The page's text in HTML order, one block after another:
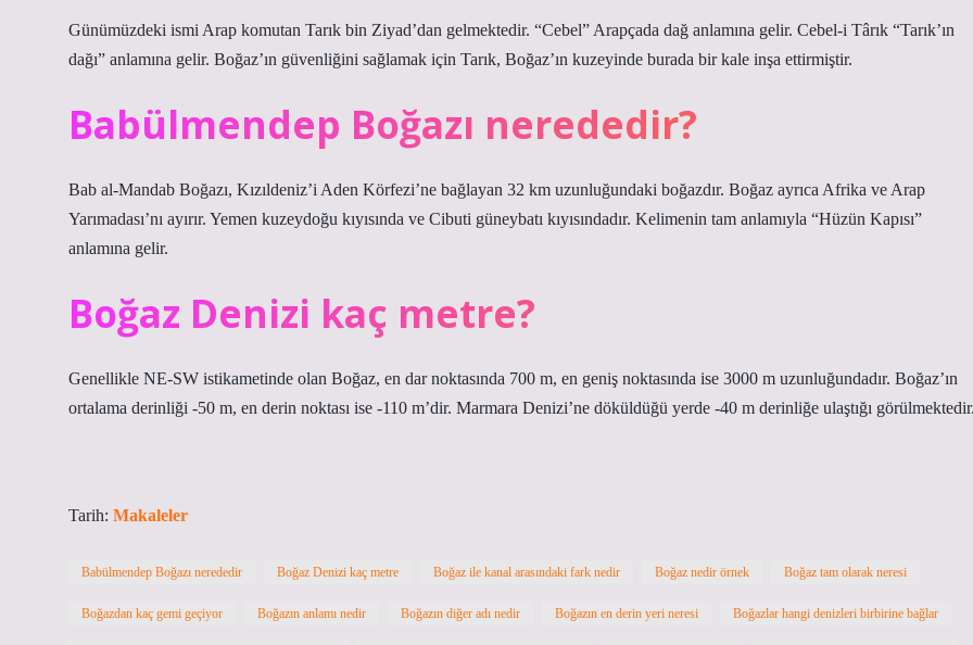
Günümüzdeki ismi Arap komutan Tarık bin Ziyad’dan gelmektedir. “Cebel” Arapçada dağ anlamına gelir. Cebel-i Târık “Tarık’ın
dağı” anlamına gelir. Boğaz’ın güvenliğini sağlamak için Tarık, Boğaz’ın kuzeyinde burada bir kale inşa ettirmiştir.
Babülmendep Boğazı nerededir?
Bab al-Mandab Boğazı, Kızıldeniz’i Aden Körfezi’ne bağlayan 32 km uzunluğundaki boğazdır. Boğaz ayrıca Afrika ve Arap
Yarımadası’nı ayırır. Yemen kuzeydoğu kıyısında ve Cibuti güneybatı kıyısındadır. Kelimenin tam anlamıyla “Hüzün Kapısı”
anlamına gelir.
Boğaz Denizi kaç metre?
Genellikle NE-SW istikametinde olan Boğaz, en dar noktasında 700 m, en geniş noktasında ise 3000 m uzunluğundadır. Boğaz’ın
ortalama derinliği -50 m, en derin noktası ise -110 m’dir. Marmara Denizi’ne döküldüğü yerde -40 m derinliğe ulaştığı
Tarih: Makaleler
Babülmendep Boğazı nerededir Boğaz Denizi kaç metre Boğaz ile kanal arasındaki fark nedir Boğaz nedir örnek Boğaz tam olarak neresi
Boğazdan kaç gemi geçiyor Boğazın anlamı nedir Boğazın diğer adı nedir Boğazın en derin yeri neresi Boğazlar hangi denizleri birbirine bağlar